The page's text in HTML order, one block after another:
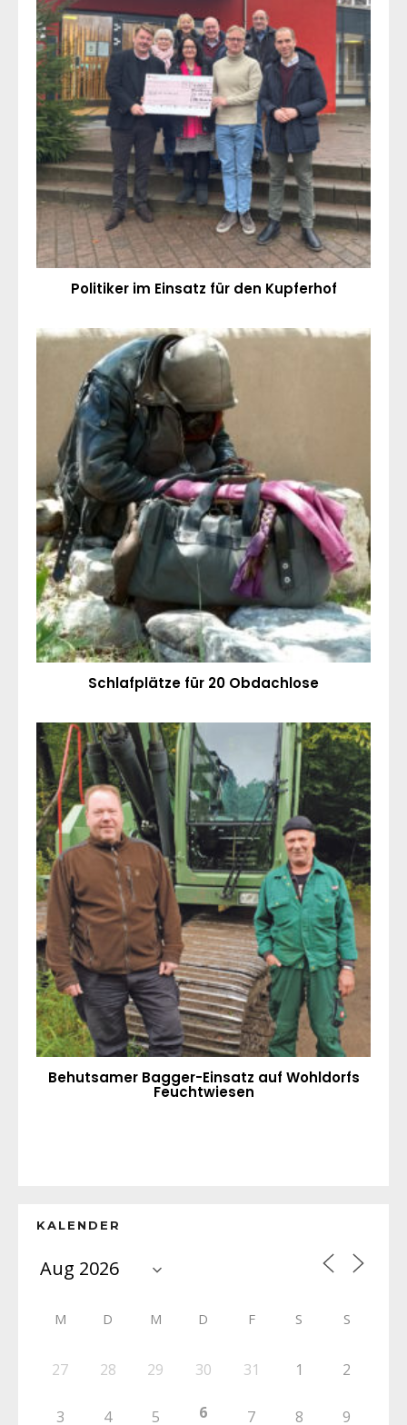
Politiker im Einsatz für den Kupferhof
Schlafplätze für 20 Obdachlose
Behutsamer Bagger-Einsatz auf Wohldorfs
Feuchtwiesen
KALENDER
M D M D F S S
27 28 29 30 31 1 2
3 4 5 6 7 8 9